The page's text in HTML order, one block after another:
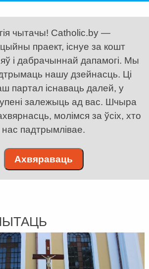
чытачы! Catholic.by —
праект, існуе за кошт
і дабрачыннай дапамогі. Мы
нашу дзейнасць. Ці
партал існаваць далей, у
залежыць ад вас. Шчыра
молімся за ўсіх, хто
нас падтрымлівае.
Ахвяраваць